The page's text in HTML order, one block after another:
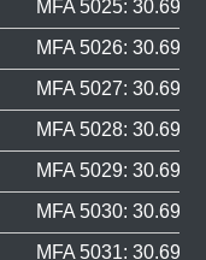
MFA 5025:
MFA 5026:
MFA 5027:
MFA 5028:
MFA 5029:
MFA 5030:
MFA 5031: